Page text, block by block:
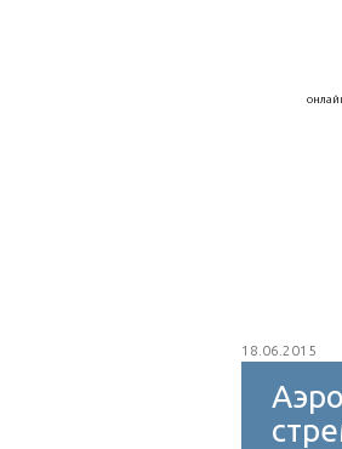
Капоты, крылья,
18.06.2015